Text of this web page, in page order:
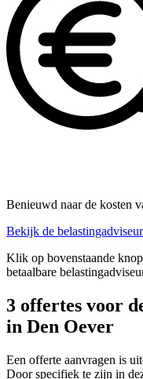
Benieuwd naar de kosten
Bekijk de
Klik op bovenstaande
betaalbare
3 offertes voor
in Den Oever
Een offerte aanvragen is
Door specifiek te zijn in